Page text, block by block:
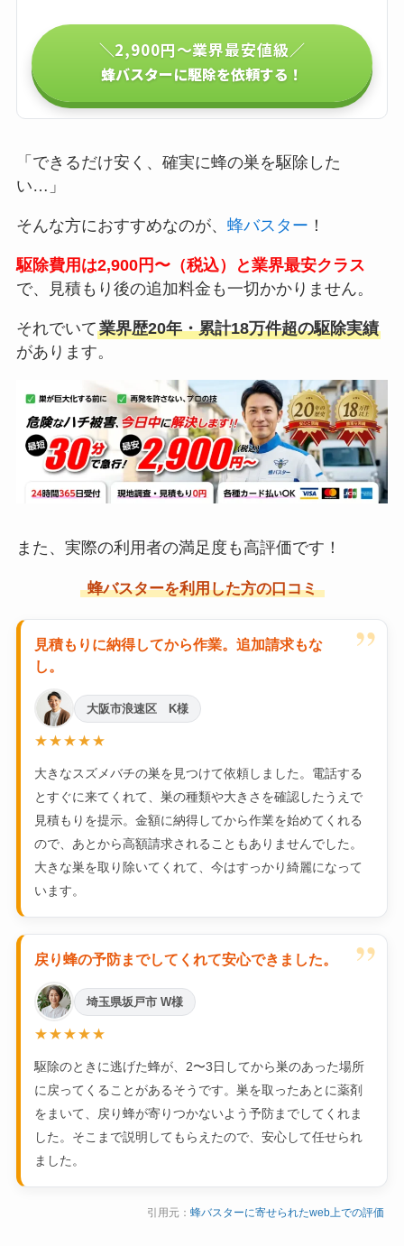
＼2,900円〜業界最安値級／
蜂バスターに駆除を依頼する！
「できるだけ安く、確実に蜂の巣を駆除した
い…」
そんな方におすすめなのが、 蜂バスター ！
駆除費用は2,900円〜（税込）と業界最安クラス
で、見積もり後の追加料金も一切かかりません。
それでいて業界歴20年・累計18万件超の駆除実績
があります。
また、実際の利用者の満足度も高評価です！
蜂バスターを利用した方の口コミ
”
見積もりに納得してから作業。追加請求もな
し。
大阪市浪速区 K様
★★★★★
大きなスズメバチの巣を見つけて依頼しました。電話する
とすぐに来てくれて、巣の種類や大きさを確認したうえで
見積もりを提示。金額に納得してから作業を始めてくれる
ので、あとから高額請求されることもありませんでした。
大きな巣を取り除いてくれて、今はすっかり綺麗になって
います。
”
戻り蜂の予防までしてくれて安心できました。
埼玉県坂戸市 W様
★★★★★
駆除のときに逃げた蜂が、2〜3日してから巣のあった場所
に戻ってくることがあるそうです。巣を取ったあとに薬剤
をまいて、戻り蜂が寄りつかないよう予防までしてくれま
した。そこまで説明してもらえたので、安心して任せられ
ました。
引用元：蜂バスターに寄せられたweb上での評価